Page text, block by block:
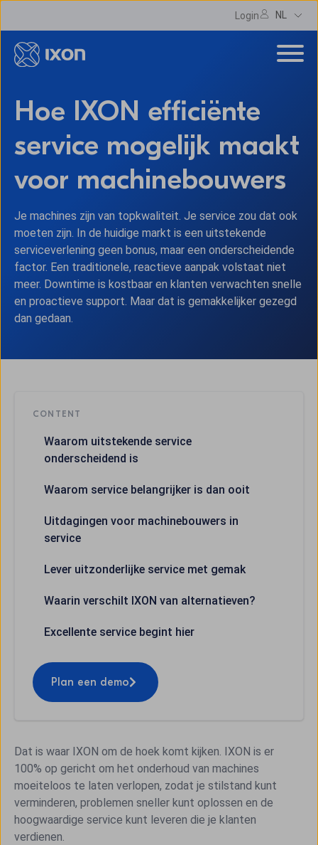
Login NL
Hoe IXON efficiënte
service mogelijk maakt
voor machinebouwers
Je machines zijn van topkwaliteit. Je service zou dat ook
moeten zijn. In de huidige markt is een uitstekende
serviceverlening geen bonus, maar een onderscheidende
factor. Een traditionele, reactieve aanpak volstaat niet
meer. Downtime is kostbaar en klanten verwachten snelle
en proactieve support. Maar dat is gemakkelijker gezegd
dan gedaan.
CONTENT
Waarom uitstekende service
onderscheidend is
Waarom service belangrijker is dan ooit
Uitdagingen voor machinebouwers in
service
Lever uitzonderlijke service met gemak
Waarin verschilt IXON van alternatieven?
Excellente service begint hier
Plan een demo
Dat is waar IXON om de hoek komt kijken. IXON is er
100% op gericht om het onderhoud van machines
moeiteloos te laten verlopen, zodat je stilstand kunt
verminderen, problemen sneller kunt oplossen en de
hoogwaardige service kunt leveren die je klanten
verdienen.